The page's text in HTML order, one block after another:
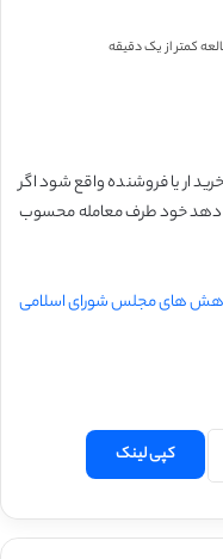
کمتر از یک دقیقه
یا فروشنده واقع شود اگر
دهد‌ خود طرف معامله محسوب
های مجلس شورای اسلامی
کپی لینک